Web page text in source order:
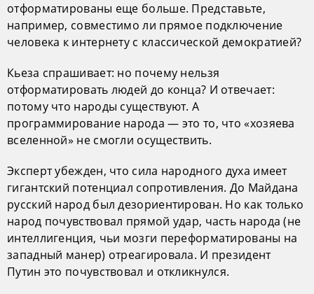
отформатированы еще больше. Представьте,
например, совместимо ли прямое подключение
человека к интернету с классической демократией?
Кьеза спрашивает: но почему нельзя
отформатировать людей до конца? И отвечает:
потому что народы существуют. А
программирование народа — это то, что «хозяева
вселенной» не смогли осуществить.
Эксперт убежден, что сила народного духа имеет
гигантский потенциал сопротивления. До Майдана
русский народ был дезориентирован. Но как только
народ почувствовал прямой удар, часть народа (не
интеллигенция, чьи мозги переформатированы на
западный манер) отреагировала. И президент
Путин это почувствовал и откликнулся.